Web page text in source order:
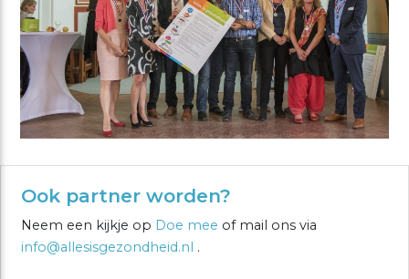
Ook partner worden?
Neem een kijkje op Doe mee of mail ons via
info@allesisgezondheid.nl .